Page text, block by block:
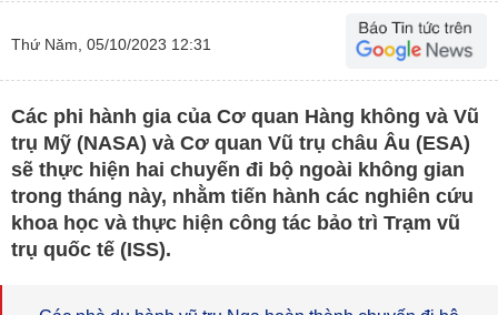
Thứ Năm, 05/10/2023 12:31
Các phi hành gia của Cơ quan Hàng không và Vũ
trụ Mỹ (NASA) và Cơ quan Vũ trụ châu Âu (ESA)
sẽ thực hiện hai chuyến đi bộ ngoài không gian
trong tháng này, nhằm tiến hành các nghiên cứu
khoa học và thực hiện công tác bảo trì Trạm vũ
trụ quốc tế (ISS).